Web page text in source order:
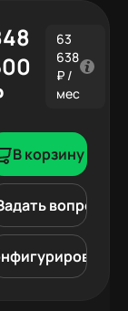
63
638
₽ /
мес
В корзину
вопрос